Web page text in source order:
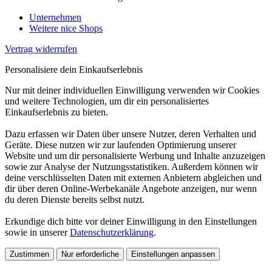
Unternehmen
Weitere nice Shops
Vertrag widerrufen
Personalisiere dein Einkaufserlebnis
Nur mit deiner individuellen Einwilligung verwenden wir Cookies
und weitere Technologien, um dir ein personalisiertes
Einkaufserlebnis zu bieten.
Dazu erfassen wir Daten über unsere Nutzer, deren Verhalten und
Geräte. Diese nutzen wir zur laufenden Optimierung unserer
Website und um dir personalisierte Werbung und Inhalte anzuzeigen
sowie zur Analyse der Nutzungsstatistiken. Außerdem können wir
deine verschlüsselten Daten mit externen Anbietern abgleichen und
dir über deren Online-Werbekanäle Angebote anzeigen, nur wenn
du deren Dienste bereits selbst nutzt.
Erkundige dich bitte vor deiner Einwilligung in den Einstellungen
sowie in unsererDatenschutzerklärung.
Zustimmen Nur erforderliche Einstellungen anpassen